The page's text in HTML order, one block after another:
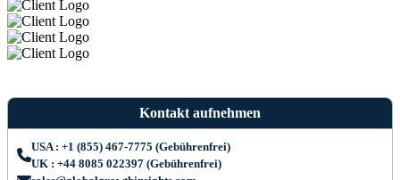
Kontakt aufnehmen
USA : +1 (855) 467-7775 (Gebührenfrei)
UK : +44 8085 022397 (Gebührenfrei)